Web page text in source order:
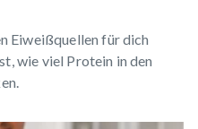
Eiweißquellen für dich
wie viel Protein in den